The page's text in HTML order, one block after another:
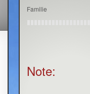
Familie
Note: